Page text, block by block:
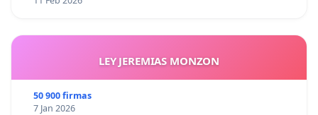
LEY JEREMIAS MONZON
50 900 firmas
7 Jan 2026